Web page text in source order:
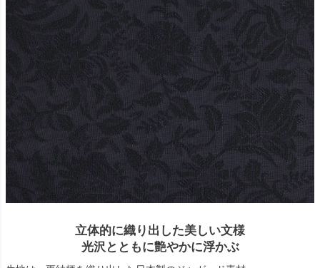
立体的に織り出した美しい文様
光沢とともに艶やかに浮かぶ